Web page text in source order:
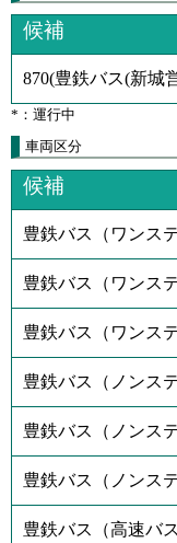
候補
870(豊鉄バス(新城
*：運行中
車両区分
候補
豊鉄バス（ワンス
豊鉄バス（ワンス
豊鉄バス（ワンス
豊鉄バス（ノンス
豊鉄バス（ノンス
豊鉄バス（ノンス
豊鉄バス（高速バス